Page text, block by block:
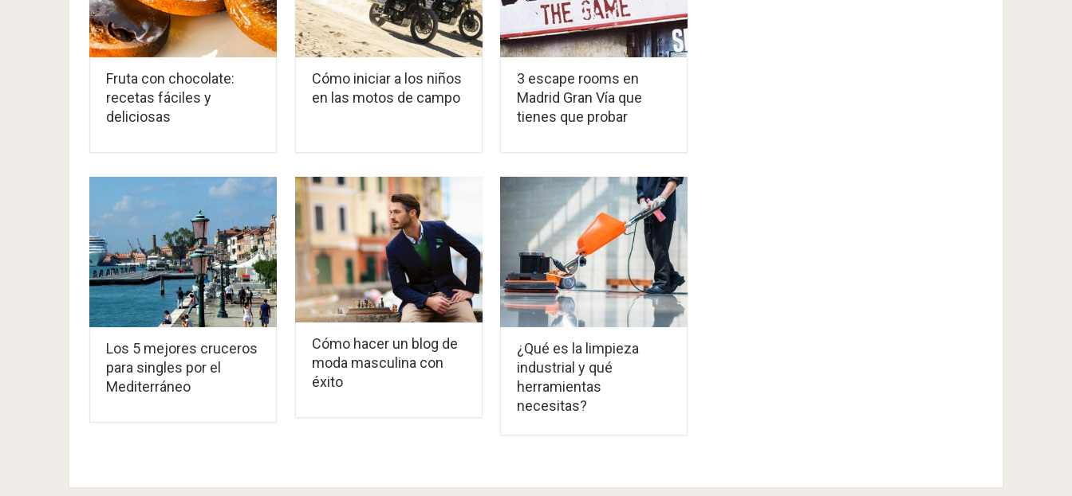
Fruta con chocolate:
recetas fáciles y
deliciosas
Cómo iniciar a los niños
en las motos de campo
3 escape rooms en
Madrid Gran Vía que
tienes que probar
Los 5 mejores cruceros
para singles por el
Mediterráneo
Cómo hacer un blog de
moda masculina con
éxito
¿Qué es la limpieza
industrial y qué
herramientas
necesitas?